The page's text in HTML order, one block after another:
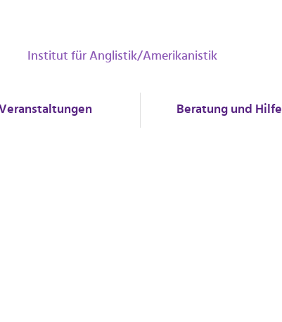
Institut für Anglistik/Amerikanistik
Beratung und Hilfe